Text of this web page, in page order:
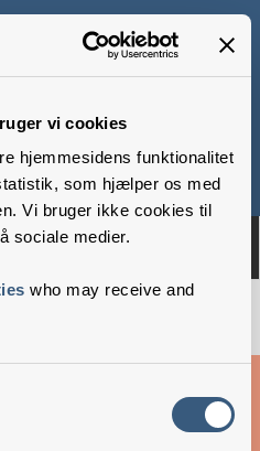
vi cookies
hjemmesidens funktionalitet
som hjælper os med
Vi bruger ikke cookies til
sociale medier.
who may receive and